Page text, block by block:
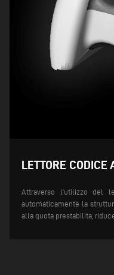
LETTORE CODICE
Attraverso l’utilizzo del
automaticamente la
alla quota prestabilita,